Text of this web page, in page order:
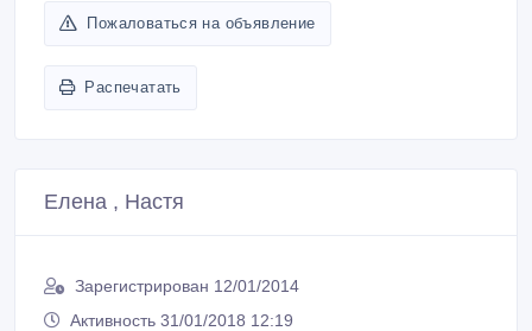
Пожаловаться на объявление
Распечатать
Елена , Настя
Зарегистрирован 12/01/2014
Активность 31/01/2018 12:19